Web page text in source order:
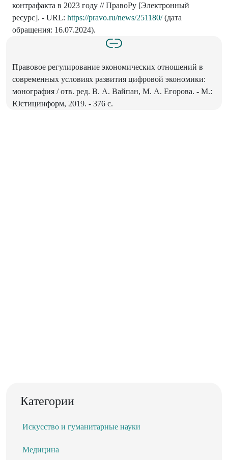
контрафакта в 2023 году // ПравоРу [Электронный
ресурс]. - URL: https://pravo.ru/news/251180/(дата
обращения: 16.07.2024).
Правовое регулирование экономических отношений в
современных условиях развития цифровой экономики:
монография / отв. ред. В. А. Вайпан, М. А. Егорова. - М.:
Юстицинформ, 2019. - 376 с.
Категории
Искусство и гуманитарные науки
Медицина